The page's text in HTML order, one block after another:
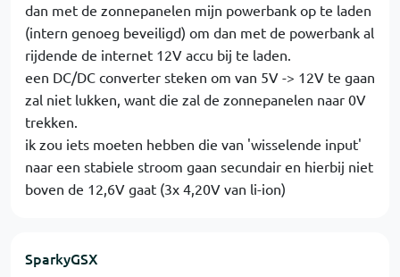
dan met de zonnepanelen mijn powerbank op te laden
(intern genoeg beveiligd) om dan met de powerbank al
rijdende de internet 12V accu bij te laden.
een DC/DC converter steken om van 5V -> 12V te gaan
zal niet lukken, want die zal de zonnepanelen naar 0V
trekken.
ik zou iets moeten hebben die van 'wisselende input'
naar een stabiele stroom gaan secundair en hierbij niet
boven de 12,6V gaat (3x 4,20V van li-ion)
SparkyGSX